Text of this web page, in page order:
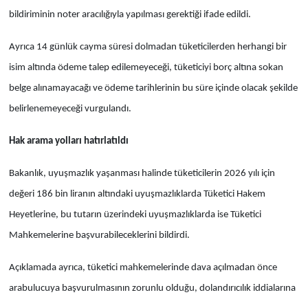
bildiriminin noter aracılığıyla yapılması gerektiği ifade edildi.
Ayrıca 14 günlük cayma süresi dolmadan tüketicilerden herhangi bir
isim altında ödeme talep edilemeyeceği, tüketiciyi borç altına sokan
belge alınamayacağı ve ödeme tarihlerinin bu süre içinde olacak şekilde
belirlenemeyeceği vurgulandı.
Hak arama yolları hatırlatıldı
Bakanlık, uyuşmazlık yaşanması halinde tüketicilerin 2026 yılı için
değeri 186 bin liranın altındaki uyuşmazlıklarda Tüketici Hakem
Heyetlerine, bu tutarın üzerindeki uyuşmazlıklarda ise Tüketici
Mahkemelerine başvurabileceklerini bildirdi.
Açıklamada ayrıca, tüketici mahkemelerinde dava açılmadan önce
arabulucuya başvurulmasının zorunlu olduğu, dolandırıcılık iddialarına